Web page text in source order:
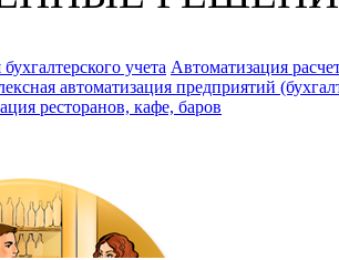
учета Автоматизация
автоматизация предприятий
ресторанов, кафе, баров